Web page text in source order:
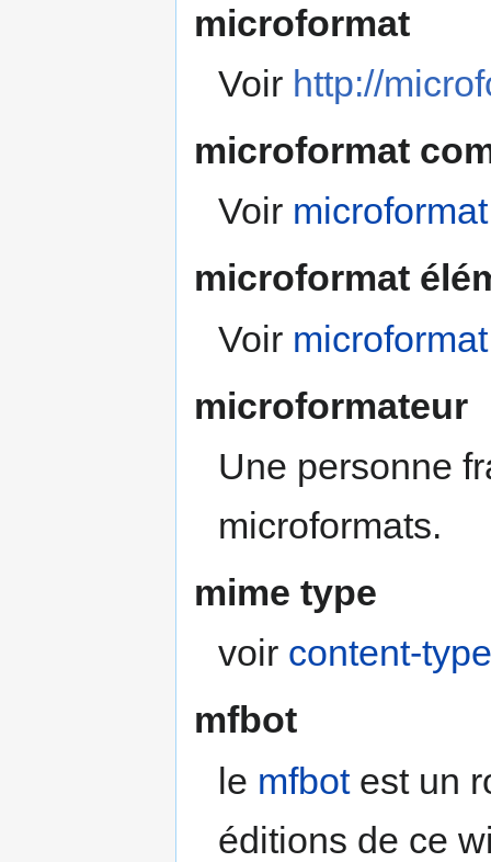
microformat
Voir http://
microformat
Voir
microformat
Voir
microformateur
Une personne
microformats.
mime type
voir content-
mfbot
le mfbotest un
éditions de ce